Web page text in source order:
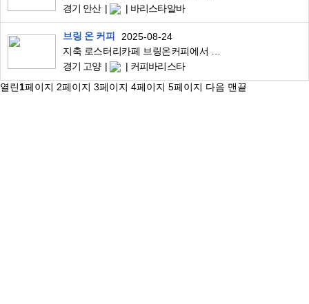
경기 안산
바리스타알바
브링 온 커피
2025-08-24
경기 고양
커피바리스타
열린1페이지 2페이지 3페이지 4페이지 5페이지 다음 맨끝